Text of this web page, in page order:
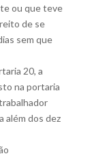
ou que teve
de se
sem que
20, a
na portaria
além dos dez